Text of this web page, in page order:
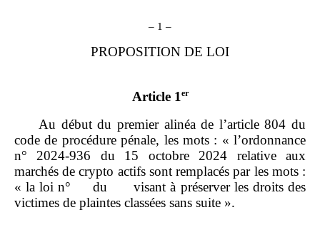
– 1 –
PROPOSITION DE LOI
Article 1er
Au début du premier alinéa de l’article 804 du
code de procédure pénale, les mots : « l’ordonnance
n° 2024‑936 du 15 octobre 2024 relative aux
marchés de crypto actifs sont remplacés par les mots :
« la loi n° du visant à préserver les droits des
victimes de plaintes classées sans suite ».